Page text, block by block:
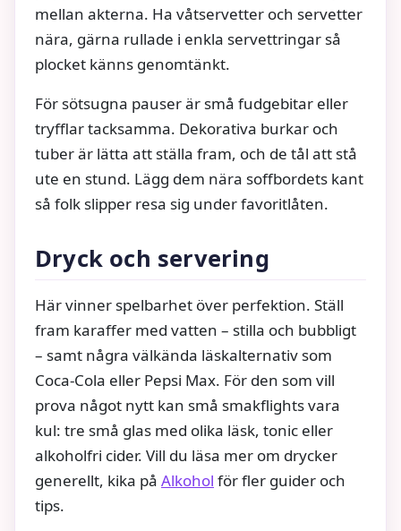
mellan akterna. Ha våtservetter och servetter
nära, gärna rullade i enkla servettringar så
plocket känns genomtänkt.
För sötsugna pauser är små fudgebitar eller
tryfflar tacksamma. Dekorativa burkar och
tuber är lätta att ställa fram, och de tål att stå
ute en stund. Lägg dem nära soffbordets kant
så folk slipper resa sig under favoritlåten.
Dryck och servering
Här vinner spelbarhet över perfektion. Ställ
fram karaffer med vatten – stilla och bubbligt
– samt några välkända läskalternativ som
Coca‑Cola eller Pepsi Max. För den som vill
prova något nytt kan små smakflights vara
kul: tre små glas med olika läsk, tonic eller
alkoholfri cider. Vill du läsa mer om drycker
generellt, kika på Alkohol för fler guider och
tips.